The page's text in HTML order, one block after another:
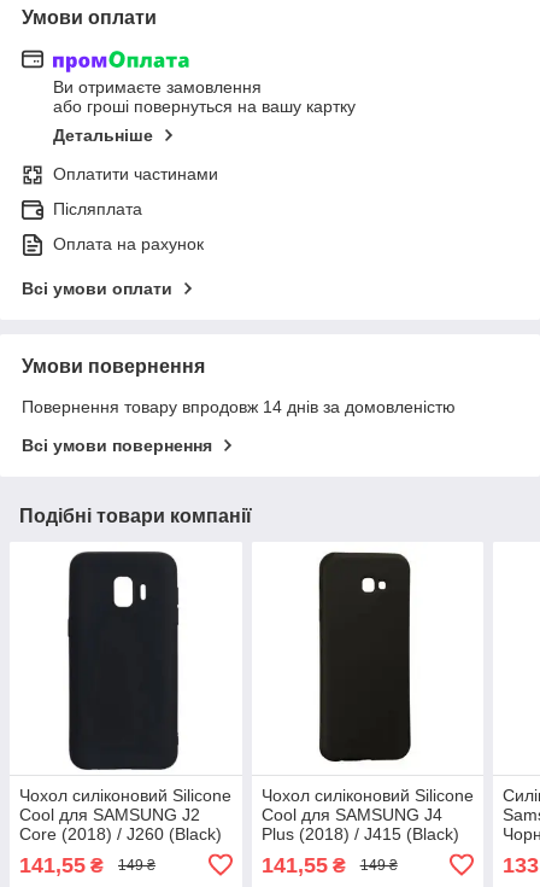
Умови оплати
Ви отримаєте замовлення
або гроші повернуться на вашу картку
Детальніше
Оплатити частинами
Післяплата
Оплата на рахунок
Всі умови оплати
Умови повернення
Повернення товару впродовж 14 днів за домовленістю
Всі умови повернення
Подібні товари компанії
Чохол силіконовий Silicone
Cool для SAMSUNG J2
Core (2018) / J260 (Black)
141,55 ₴ 149 ₴
Чохол силіконовий Silicone
Cool для SAMSUNG J4
Plus (2018) / J415 (Black)
141,55₴ 149 ₴ 133